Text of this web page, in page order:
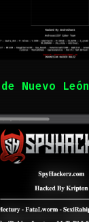
Nuevo León